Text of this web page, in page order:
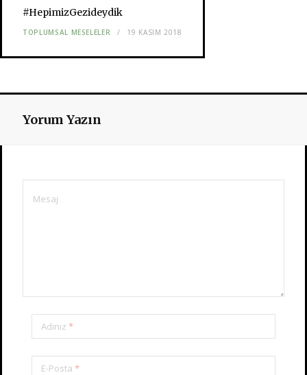
#HepimizGezideydik
TOPLUMSAL MESELELER 19 KASIM 2018
Yorum Yazın
Adınız *
E-Posta *